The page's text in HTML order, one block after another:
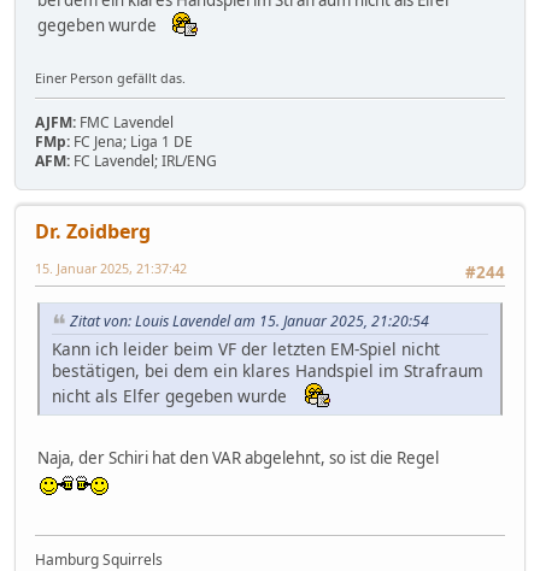
gegeben wurde
Einer Person gefällt das.
AJFM: FMC Lavendel
FMp: FC Jena; Liga 1 DE
AFM: FC Lavendel; IRL/ENG
Dr. Zoidberg
#244
15. Januar 2025, 21:37:42
Zitat von: Louis Lavendel am 15. Januar 2025, 21:20:54
Kann ich leider beim VF der letzten EM-Spiel nicht
bestätigen, bei dem ein klares Handspiel im Strafraum
nicht als Elfer gegeben wurde
Naja, der Schiri hat den VAR abgelehnt, so ist die Regel
Hamburg Squirrels